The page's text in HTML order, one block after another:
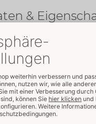
&
Metall
aus Spaltleder